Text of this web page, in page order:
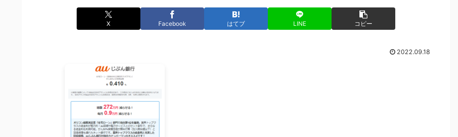
X Facebook はてブ LINE コピー
2022.09.18